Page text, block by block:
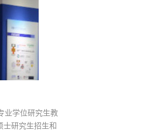
业学位研究生教
士研究生招生和